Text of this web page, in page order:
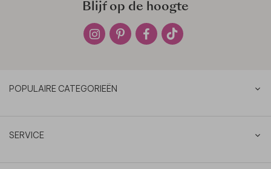
Blijf op de hoogte
POPULAIRE CATEGORIEËN
SERVICE